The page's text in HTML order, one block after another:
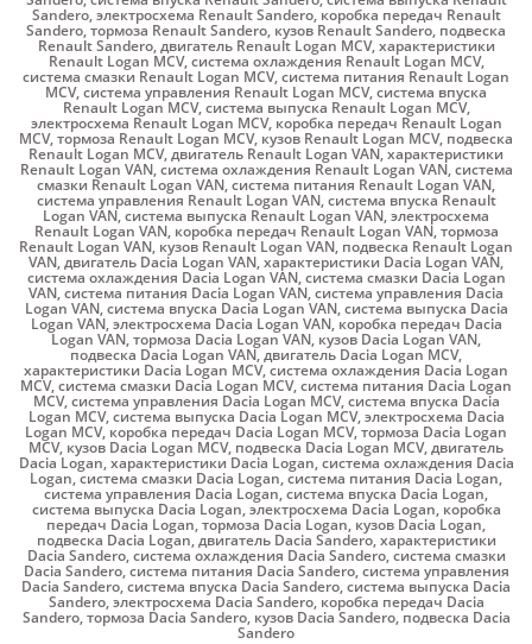
Sandero,электросхема Renault Sandero, коробка передач Renault
Sandero,тормоза Renault Sandero, кузов Renault Sandero, подвеска
Renault Sandero,двигатель Renault Logan MCV,характеристики
Renault Logan MCV,система охлаждения Renault Logan MCV,
система смазки Renault Logan MCV,система питания Renault Logan
MCV,система управления Renault Logan MCV,система впуска
Renault Logan MCV,система выпуска Renault Logan MCV,
электросхема Renault Logan MCV, коробка передач Renault Logan
MCV,тормоза Renault Logan MCV, кузов Renault Logan MCV, подвеска
Renault Logan MCV,двигатель Renault Logan VAN,характеристики
Renault Logan VAN,система охлаждения Renault Logan VAN,система
смазки Renault Logan VAN,система питания Renault Logan VAN,
система управления Renault Logan VAN,система впуска Renault
Logan VAN,система выпуска Renault Logan VAN,электросхема
Renault Logan VAN, коробка передач Renault Logan VAN,тормоза
Renault Logan VAN, кузов Renault Logan VAN, подвеска Renault Logan
VAN,двигатель Dacia Logan VAN,характеристики Dacia Logan VAN,
система охлаждения Dacia Logan VAN,система смазки Dacia Logan
VAN,система питания Dacia Logan VAN,система управления Dacia
Logan VAN,система впуска Dacia Logan VAN,система выпуска Dacia
Logan VAN,электросхема Dacia Logan VAN, коробка передач Dacia
Logan VAN,тормоза Dacia Logan VAN, кузов Dacia Logan VAN,
подвеска Dacia Logan VAN,двигатель Dacia Logan MCV,
характеристики Dacia Logan MCV,система охлаждения Dacia Logan
MCV,система смазки Dacia Logan MCV,система питания Dacia Logan
MCV,система управления Dacia Logan MCV,система впуска Dacia
Logan MCV,система выпуска Dacia Logan MCV,электросхема Dacia
Logan MCV, коробка передач Dacia Logan MCV,тормоза Dacia Logan
MCV, кузов Dacia Logan MCV, подвеска Dacia Logan MCV,двигатель
Dacia Logan,характеристики Dacia Logan,система охлаждения Dacia
Logan,система смазки Dacia Logan,система питания Dacia Logan,
система управления Dacia Logan,система впуска Dacia Logan,
система выпуска Dacia Logan,электросхема Dacia Logan, коробка
передач Dacia Logan,тормоза Dacia Logan, кузов Dacia Logan,
подвеска Dacia Logan,двигатель Dacia Sandero,характеристики
Dacia Sandero,система охлаждения Dacia Sandero,система смазки
Dacia Sandero,система питания Dacia Sandero,система управления
Dacia Sandero,система впуска Dacia Sandero,система выпуска Dacia
Sandero,электросхема Dacia Sandero, коробка передач Dacia
Sandero,тормоза Dacia Sandero, кузов Dacia Sandero,подвеска Dacia
Sandero